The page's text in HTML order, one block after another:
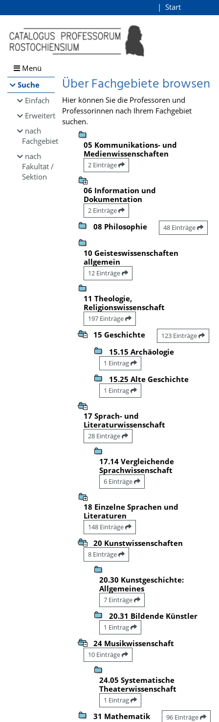
Browsen
direkt zum Inhalt
Start
Menü
Suche
Einfach
Erweitert
nach
Fachgebiet
nach
Fakultät /
Sektion
Über Fachgebiete browsen
Hier können Sie die Professoren und
Professorinnen nach Ihrem Fachgebiet
suchen.
05 Kommunikations- und
Medienwissenschaften
2 Einträge
06 Information und
Dokumentation
2 Einträge
08 Philosophie 48 Einträge
10 Geisteswissenschaften
allgemein
12 Einträge
11 Theologie,
Religionswissenschaft
197 Einträge
15 Geschichte 123 Einträge
15.15 Archäologie
1 Eintrag
15.25 Alte Geschichte
1 Eintrag
17 Sprach- und
Literaturwissenschaft
28 Einträge
17.14 Vergleichende
Sprachwissenschaft
6 Einträge
18 Einzelne Sprachen und
Literaturen
148 Einträge
20 Kunstwissenschaften
8 Einträge
20.30 Kunstgeschichte:
Allgemeines
7 Einträge
20.31 Bildende Künstler
1 Eintrag
24 Musikwissenschaft
10 Einträge
24.05 Systematische
Theaterwissenschaft
1 Eintrag
31 Mathematik 96 Einträge